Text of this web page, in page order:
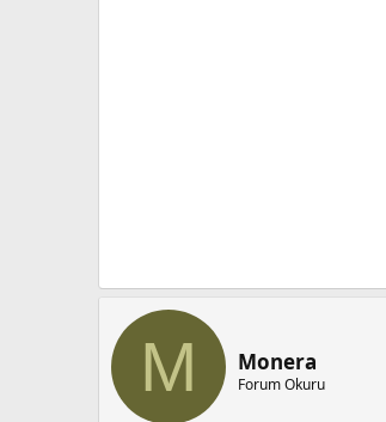
M Monera
Forum Okuru